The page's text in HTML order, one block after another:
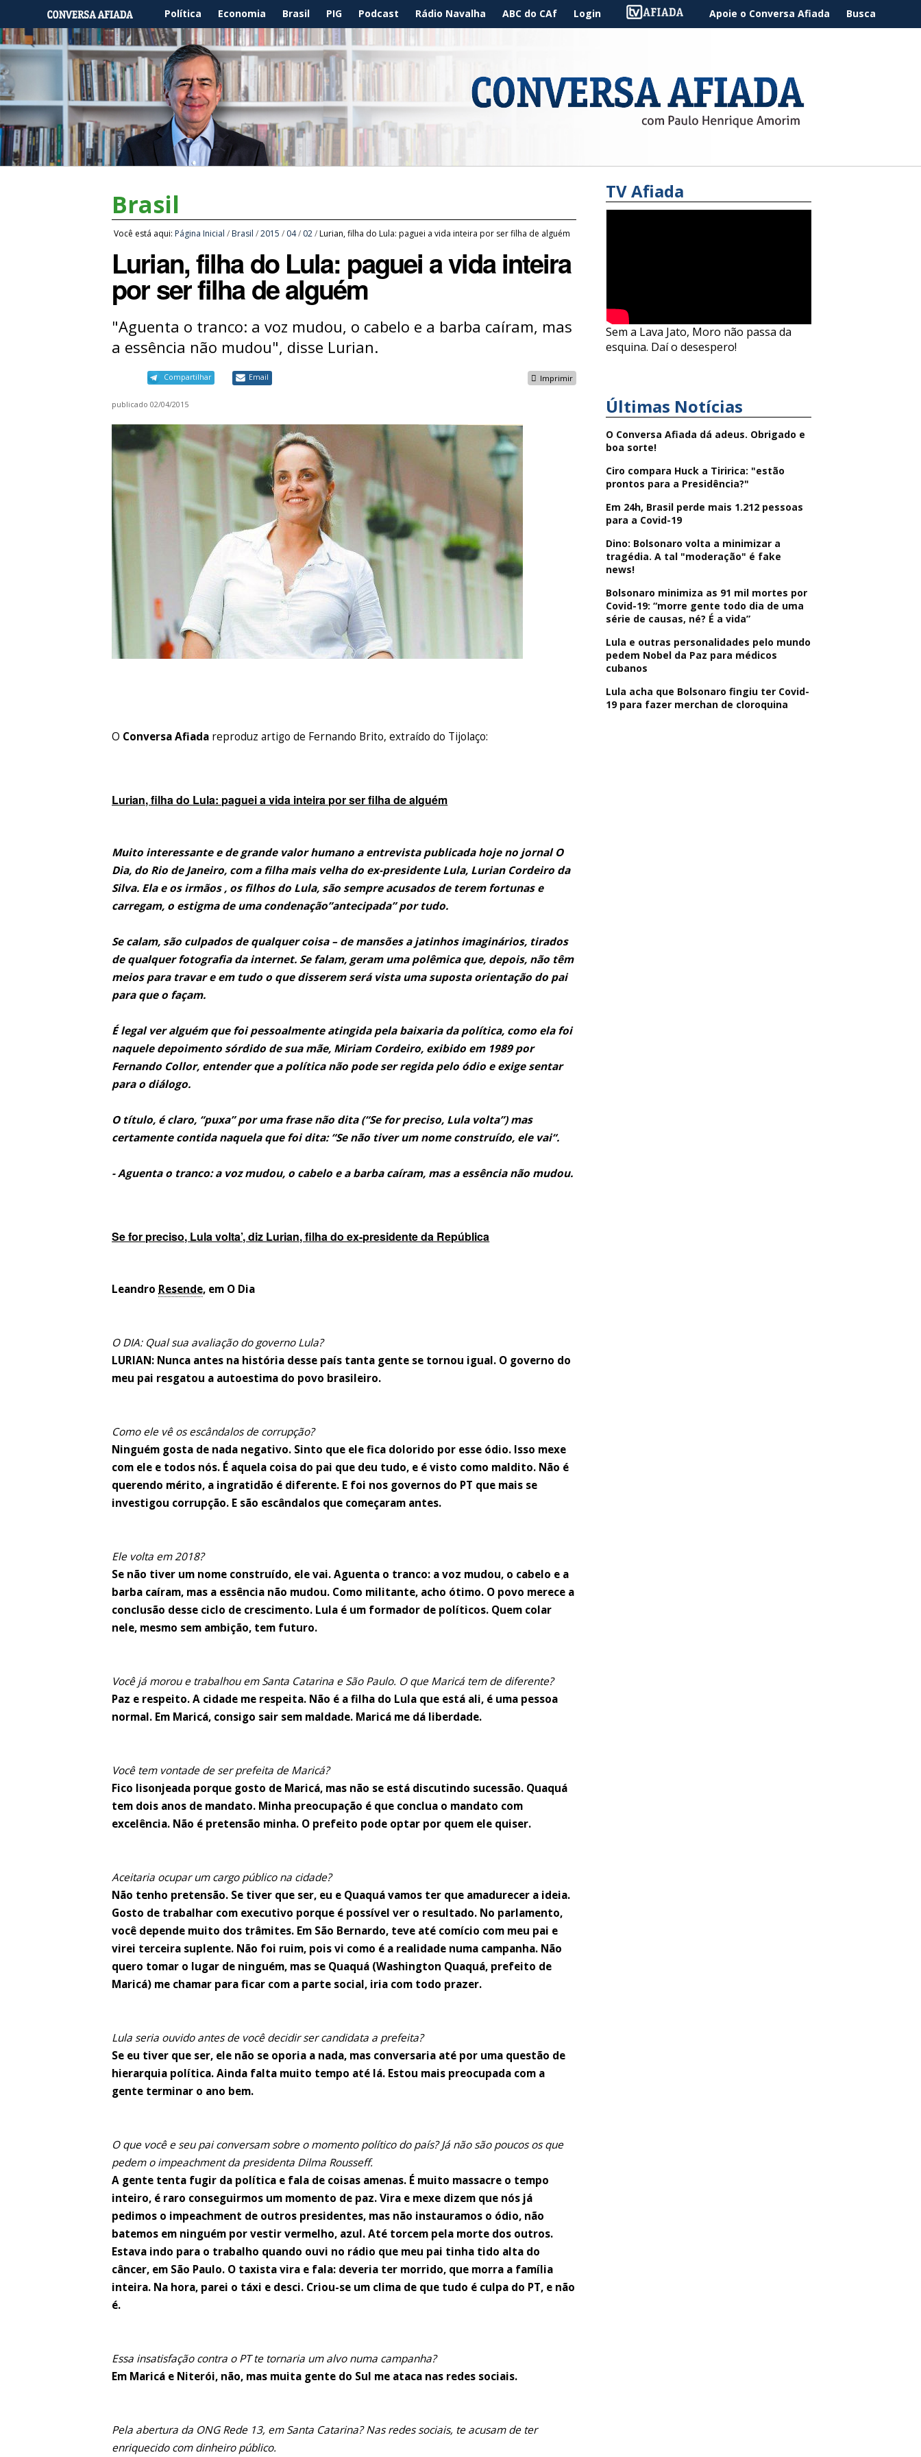
Política Economia Brasil PIG Podcast Rádio Navalha ABC do CAf Login Apoie o Conversa Afiada Busca
Brasil
Você está aqui: Página Inicial / Brasil /2015 / 04/ 02/Lurian, filha do Lula: paguei a vida inteira por ser filha de alguém
Lurian, filha do Lula: paguei a vida inteira
por ser filha de alguém
"Aguenta o tranco: a voz mudou, o cabelo e a barba caíram, mas
a essência não mudou", disse Lurian.
Compartilhar Email Imprimir
publicado 02/04/2015
O Conversa Afiada reproduz artigo de Fernando Brito, extraído do Tijolaço:
Lurian, filha do Lula: paguei a vida inteira por ser filha de alguém
Muito interessante e de grande valor humano a entrevista publicada hoje no jornal O
Dia, do Rio de Janeiro, com a filha mais velha do ex-presidente Lula, Lurian Cordeiro da
Silva. Ela e os irmãos , os filhos do Lula, são sempre acusados de terem fortunas e
carregam, o estigma de uma condenação”antecipada” por tudo.
Se calam, são culpados de qualquer coisa – de mansões a jatinhos imaginários, tirados
de qualquer fotografia da internet. Se falam, geram uma polêmica que, depois, não têm
meios para travar e em tudo o que disserem será vista uma suposta orientação do pai
para que o façam.
É legal ver alguém que foi pessoalmente atingida pela baixaria da política, como ela foi
naquele depoimento sórdido de sua mãe, Miriam Cordeiro, exibido em 1989 por
Fernando Collor, entender que a política não pode ser regida pelo ódio e exige sentar
para o diálogo.
O título, é claro, “puxa” por uma frase não dita (“Se for preciso, Lula volta”) mas
certamente contida naquela que foi dita: “Se não tiver um nome construído, ele vai“.
- Aguenta o tranco: a voz mudou, o cabelo e a barba caíram, mas a essência não mudou.
Se for preciso, Lula volta’, diz Lurian, filha do ex-presidente da República
LeandroResende, em O Dia
O DIA: Qual sua avaliação do governo Lula?
LURIAN: Nunca antes na história desse país tanta gente se tornou igual. O governo do
meu pai resgatou a autoestima do povo brasileiro.
Como ele vê os escândalos de corrupção?
Ninguém gosta de nada negativo. Sinto que ele fica dolorido por esse ódio. Isso mexe
com ele e todos nós. É aquela coisa do pai que deu tudo, e é visto como maldito. Não é
querendo mérito, a ingratidão é diferente. E foi nos governos do PT que mais se
investigou corrupção. E são escândalos que começaram antes.
Ele volta em 2018?
Se não tiver um nome construído, ele vai. Aguenta o tranco: a voz mudou, o cabelo e a
barba caíram, mas a essência não mudou. Como militante, acho ótimo. O povo merece a
conclusão desse ciclo de crescimento. Lula é um formador de políticos. Quem colar
nele, mesmo sem ambição, tem futuro.
Você já morou e trabalhou em Santa Catarina e São Paulo. O que Maricá tem de diferente?
Paz e respeito. A cidade me respeita. Não é a filha do Lula que está ali, é uma pessoa
normal. Em Maricá, consigo sair sem maldade. Maricá me dá liberdade.
Você tem vontade de ser prefeita de Maricá?
Fico lisonjeada porque gosto de Maricá, mas não se está discutindo sucessão. Quaquá
tem dois anos de mandato. Minha preocupação é que conclua o mandato com
excelência. Não é pretensão minha. O prefeito pode optar por quem ele quiser.
Aceitaria ocupar um cargo público na cidade?
Não tenho pretensão. Se tiver que ser, eu e Quaquá vamos ter que amadurecer a ideia.
Gosto de trabalhar com executivo porque é possível ver o resultado. No parlamento,
você depende muito dos trâmites. Em São Bernardo, teve até comício com meu pai e
virei terceira suplente. Não foi ruim, pois vi como é a realidade numa campanha. Não
quero tomar o lugar de ninguém, mas se Quaquá (Washington Quaquá, prefeito de
Maricá) me chamar para ficar com a parte social, iria com todo prazer.
Lula seria ouvido antes de você decidir ser candidata a prefeita?
Se eu tiver que ser, ele não se oporia a nada, mas conversaria até por uma questão de
hierarquia política. Ainda falta muito tempo até lá. Estou mais preocupada com a
gente terminar o ano bem.
O que você e seu pai conversam sobre o momento político do país? Já não são poucos os que
pedem o impeachment da presidenta Dilma Rousseff.
A gente tenta fugir da política e fala de coisas amenas. É muito massacre o tempo
inteiro, é raro conseguirmos um momento de paz. Vira e mexe dizem que nós já
pedimos o impeachment de outros presidentes, mas não instauramos o ódio, não
batemos em ninguém por vestir vermelho, azul. Até torcem pela morte dos outros.
Estava indo para o trabalho quando ouvi no rádio que meu pai tinha tido alta do
câncer, em São Paulo. O taxista vira e fala: deveria ter morrido, que morra a família
inteira. Na hora, parei o táxi e desci. Criou-se um clima de que tudo é culpa do PT, e não
é.
Essa insatisfação contra o PT te tornaria um alvo numa campanha?
Em Maricá e Niterói, não, mas muita gente do Sul me ataca nas redes sociais.
Pela abertura da ONG Rede 13, em Santa Catarina? Nas redes sociais, te acusam de ter
enriquecido com dinheiro público.
TV Afiada
Sem a Lava Jato, Moro não passa da
esquina. Daí o desespero!
Últimas Notícias
O Conversa Afiada dá adeus. Obrigado e
boa sorte!
Ciro compara Huck a Tiririca: "estão
prontos para a Presidência?"
Em 24h, Brasil perde mais 1.212 pessoas
para a Covid-19
Dino: Bolsonaro volta a minimizar a
tragédia. A tal "moderação" é fake
news!
Bolsonaro minimiza as 91 mil mortes por
Covid-19: “morre gente todo dia de uma
série de causas, né? É a vida”
Lula e outras personalidades pelo mundo
pedem Nobel da Paz para médicos
cubanos
Lula acha que Bolsonaro fingiu ter Covid-
19 para fazer merchan de cloroquina